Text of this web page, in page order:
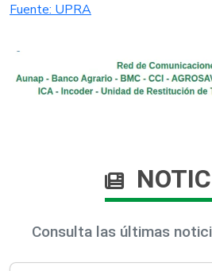
Fuente: UPRA​
Consulta las últimas